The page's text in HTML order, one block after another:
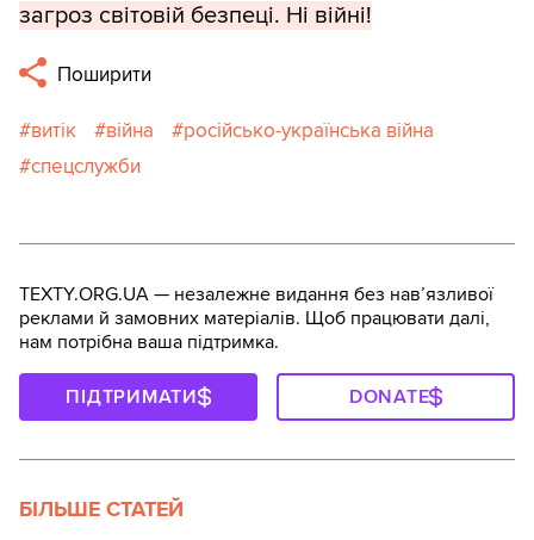
загроз світовій безпеці. Ні війні!
Поширити
витік війна
російсько-українська війна
спецслужби
TEXTY.ORG.UA — незалежне видання без навʼязливої
реклами й замовних матеріалів. Щоб працювати далі,
нам потрібна ваша підтримка.
ПІДТРИМАТИ DONATE
БІЛЬШЕ СТАТЕЙ